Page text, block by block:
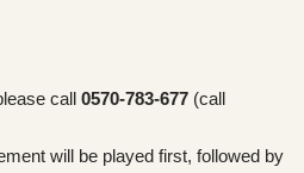
call 0570-783-677 (call
will be played first, followed by